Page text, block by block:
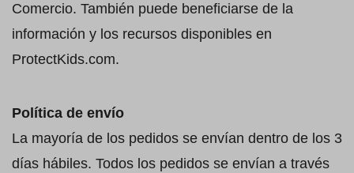
Comercio. También puede beneficiarse de la
información y los recursos disponibles en
ProtectKids.com.
Política de envío
La mayoría de los pedidos se envían dentro de los 3
días hábiles. Todos los pedidos se envían a través